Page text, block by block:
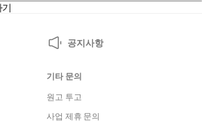
공지사항
기타 문의
원고 투고
사업 제휴 문의